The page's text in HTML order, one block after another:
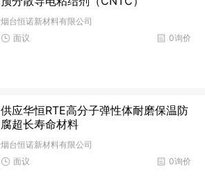
烟台恒诺新材料有限公司
0询价
面议
供应华恒RTE高分子弹性体耐磨保温防
腐超长寿命材料
烟台恒诺新材料有限公司
0询价
面议